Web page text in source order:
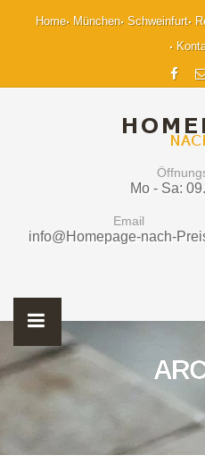
Home München Schweinfurt
Mo - Sa:
Email
info@Homepage-nach-